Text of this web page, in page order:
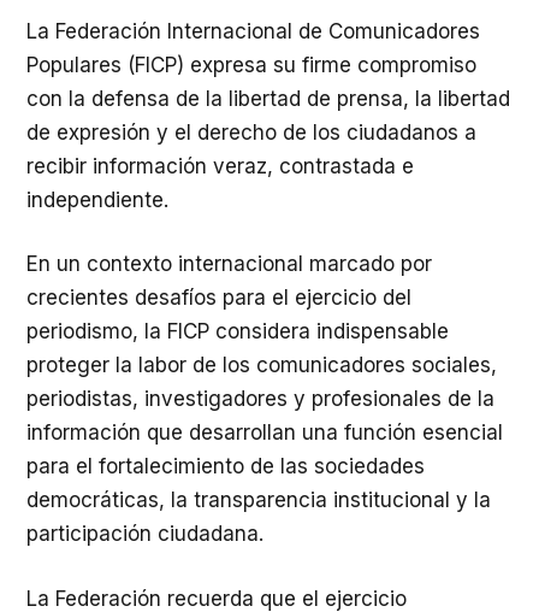
La Federación Internacional de Comunicadores
Populares (FICP) expresa su firme compromiso
con la defensa de la libertad de prensa, la libertad
de expresión y el derecho de los ciudadanos a
recibir información veraz, contrastada e
independiente.
En un contexto internacional marcado por
crecientes desafíos para el ejercicio del
periodismo, la FICP considera indispensable
proteger la labor de los comunicadores sociales,
periodistas, investigadores y profesionales de la
información que desarrollan una función esencial
para el fortalecimiento de las sociedades
democráticas, la transparencia institucional y la
participación ciudadana.
La Federación recuerda que el ejercicio